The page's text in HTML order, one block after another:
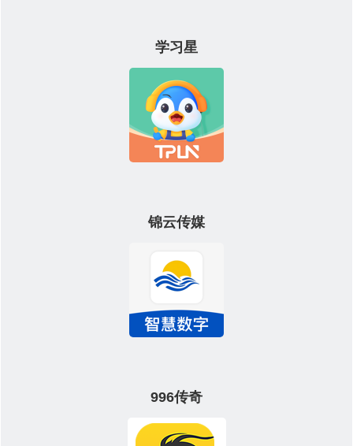
学习星
锦云传媒
996传奇